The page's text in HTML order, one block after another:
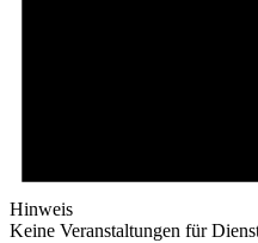
Hinweis
Keine Veranstaltungen für